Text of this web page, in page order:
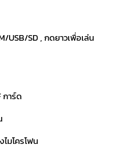
USB/SD , กดยาวเพื่อเล่น
าร์ด
มโครโฟน